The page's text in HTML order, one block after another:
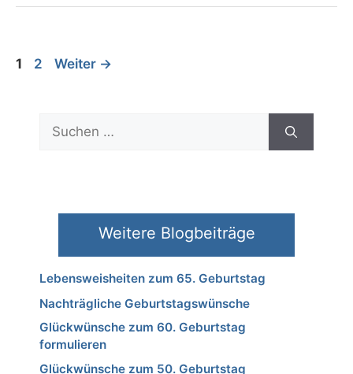
Seite
1 Seite
2 Weiter →
Suchen
nach:
Weitere Blogbeiträge
Lebensweisheiten zum 65. Geburtstag
Nachträgliche Geburtstagswünsche
Glückwünsche zum 60. Geburtstag
formulieren
Glückwünsche zum 50. Geburtstag